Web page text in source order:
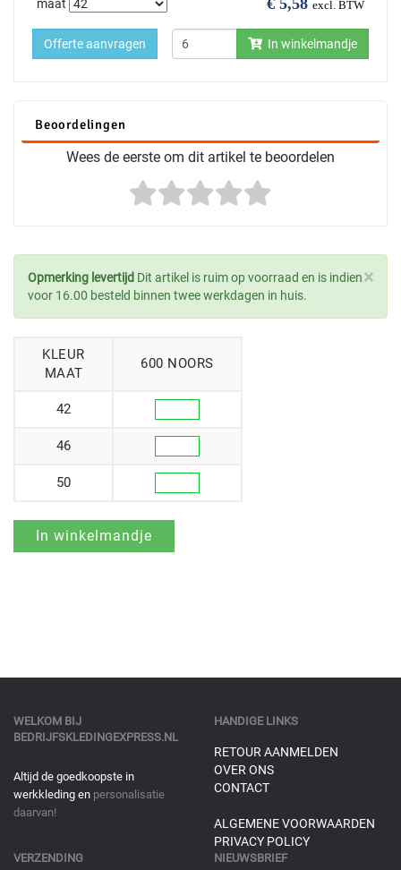
excl. BTW
maat
In winkelmandje
Offerte aanvragen
Beoordelingen
Wees de eerste om dit artikel te beoordelen
×
Opmerking levertijd Dit artikel is ruim op voorraad en is indien
voor 16.00 besteld binnen twee werkdagen in huis.
KLEUR
MAAT
600 NOORS
42
46
50
WELKOM BIJ
BEDRIJFSKLEDINGEXPRESS.NL
Altijd de goedkoopste in
werkkleding en personalisatie
daarvan!
HANDIGE LINKS
RETOUR AANMELDEN
OVER ONS
CONTACT
ALGEMENE VOORWAARDEN
PRIVACY POLICY
VERZENDING NIEUWSBRIEF